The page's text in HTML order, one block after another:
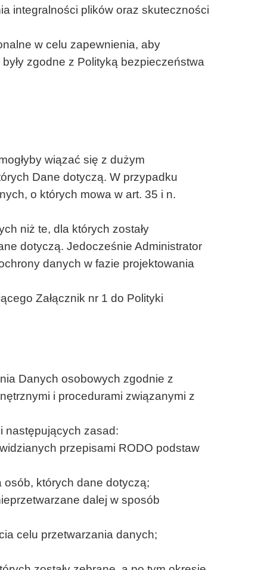
integralności plików oraz skuteczności
w celu zapewnienia, aby
zgodne z Polityką bezpieczeństwa
wiązać się z dużym
Dane dotyczą. W przypadku
o których mowa w art. 35 i n.
niż te, dla których zostały
dotyczą. Jedocześnie Administrator
danych w fazie projektowania
Załącznik nr 1 do Polityki
Danych osobowych zgodnie z
i procedurami związanymi z
następujących zasad:
przepisami RODO podstaw
których dane dotyczą;
dalej w sposób
celu przetwarzania danych;